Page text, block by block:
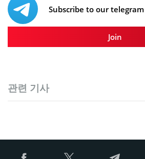
Subscribe to our
Join
관련 기사